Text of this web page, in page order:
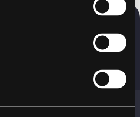
Todos los derechos
de uso del Servicio